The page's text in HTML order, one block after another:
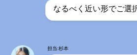
なるべく近い形でご選
担当:杉本